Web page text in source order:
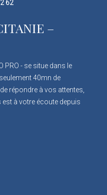
62
–
PRO - se situe dans le
40mn de
répondre à vos attentes,
à votre écoute depuis